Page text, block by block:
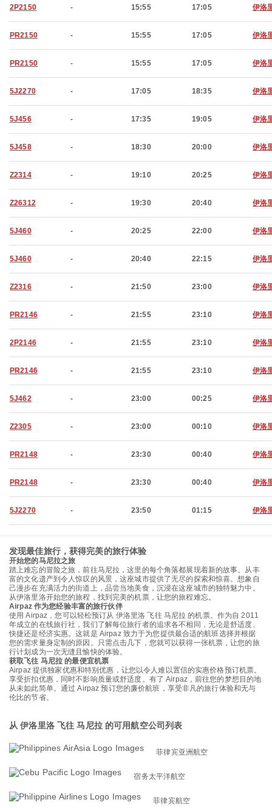
2P2150 - 15:55 17:05 伊洛
PR2150 - 15:55 17:05 伊洛
PR2150 - 15:55 17:05 伊洛
5J2270 - 17:05 18:35 伊洛
5J456 - 17:35 19:05 伊洛
5J458 - 18:30 20:00 伊洛
Z2314 - 19:10 20:25 伊洛
Z26312 - 19:30 20:40 伊洛
5J460 - 20:25 22:00 伊洛
5J460 - 20:40 22:15 伊洛
Z2316 - 21:50 23:00 伊洛
PR2146 - 21:55 23:10 伊洛
2P2146 - 21:55 23:10 伊洛
PR2146 - 21:55 23:10 伊洛
5J462 - 23:00 00:25 伊洛
Z2305 - 23:00 00:10 伊洛
PR2148 - 23:30 00:40 伊洛
PR2148 - 23:30 00:40 伊洛
5J2270 - 23:50 01:15 伊洛
发现最佳旅行，获得完美的旅行体验
开始您的马尼拉之旅
踏上难忘的冒险之旅，前往马尼拉，这里的每个角落都展现着新的故事。从丰
富的文化遗产到令人惊叹的风景，这座城市提供了无尽的探索和惊喜。想象自
己漫步在充满活力的街道上，品尝当地美食，沉浸在这座城市的独特魅力中。
从伊洛里洛开始您的旅程，找到完美的机票，让您的旅程难忘。
Airpaz 作为您经验丰富的旅行伙伴
使用 Airpaz，您可以轻松预订从 伊洛里洛 飞往 马尼拉 的机票。作为自 2011
年成立的在线旅行社，我们了解每位旅行者的追求各不相同，无论是舒适度、
快捷还是经济实惠。这就是 Airpaz 致力于为您提供最合适的航班选择并根据
您的需求量身定制的原因。只需点击几下，您就可以获得一张机票，让您的旅
行计划成为一次无缝且愉快的体验。
获取飞往 马尼拉 的最便宜机票
Airpaz 提供独家优惠和特别优惠，让您以令人难以置信的实惠价格预订机票。
享受折扣优惠，同时不影响质量或舒适度。有了 Airpaz，前往您的梦想目的地
从未如此简单。通过 Airpaz 预订您的廉价航班，享受非凡的旅行体验和无与
伦比的节省。
从 伊洛里洛 飞往 马尼拉 的可用航空公司列表
菲律宾亚洲航空
宿务太平洋航空
菲律宾航空